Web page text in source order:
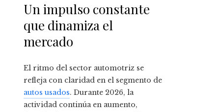
Un impulso constante
que dinamiza el
mercado
El ritmo del sector automotriz se
refleja con claridad en el segmento de
autos usados. Durante 2026, la
actividad continúa en aumento,